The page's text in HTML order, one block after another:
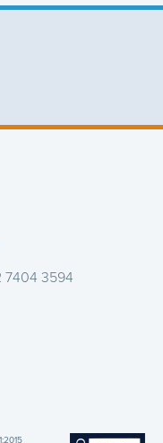
7404 3594